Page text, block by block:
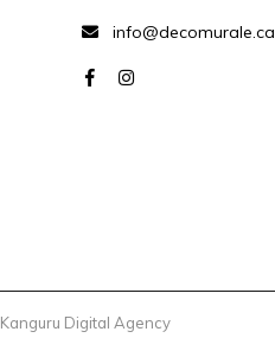
info@decomurale.ca
Kanguru Digital Agency